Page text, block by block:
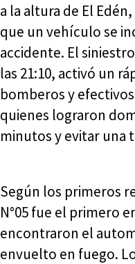
a la altura de El
que un vehículo se
accidente. El
las 21:10, activó un
bomberos y
quienes lograron
minutos y evitar una
Según los primeros
N°05 fue el primero
encontraron el
envuelto en fuego.